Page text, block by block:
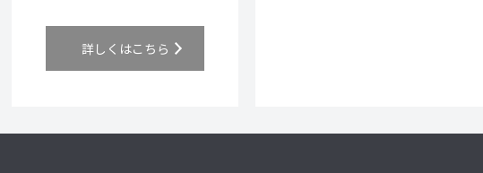
詳しくはこちら